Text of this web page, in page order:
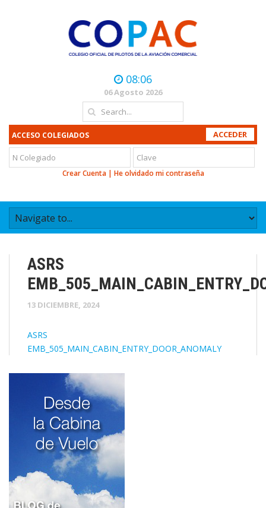
08:06
06 Agosto 2026
ACCESO COLEGIADOS
Crear Cuenta| He olvidado mi contraseña
ASRS
13 DICIEMBRE, 2024
ASRS
EMB_505_MAIN_CABIN_ENTRY_DOOR_ANOMALY